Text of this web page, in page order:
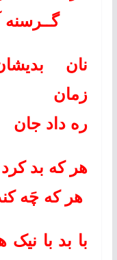
گــرسنه
نان
زمان
ره داد جان
هر که بد کرد
هر که چَه
با بد با